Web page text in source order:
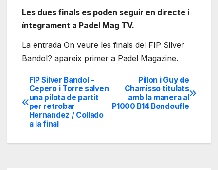
Les dues finals es poden seguir en directe i
íntegrament a Padel Mag TV.
La entrada On veure les finals del FIP Silver
Bandol? apareix primer a Padel Magazine.
Navegación
de
entradas
Pillon i Guy de
Chamisso titulats
amb la manera al
P1000 B14 Bondoufle
FIP Silver Bandol –
Cepero i Torre salven
una pilota de partit
per retrobar
Hernandez / Collado
a la final